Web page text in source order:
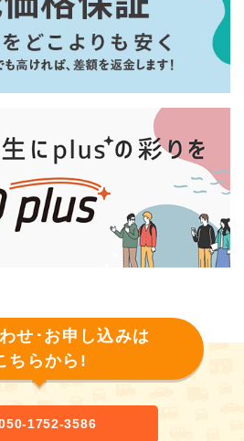
せ･お申し込みは
ちらから!
1752-3586